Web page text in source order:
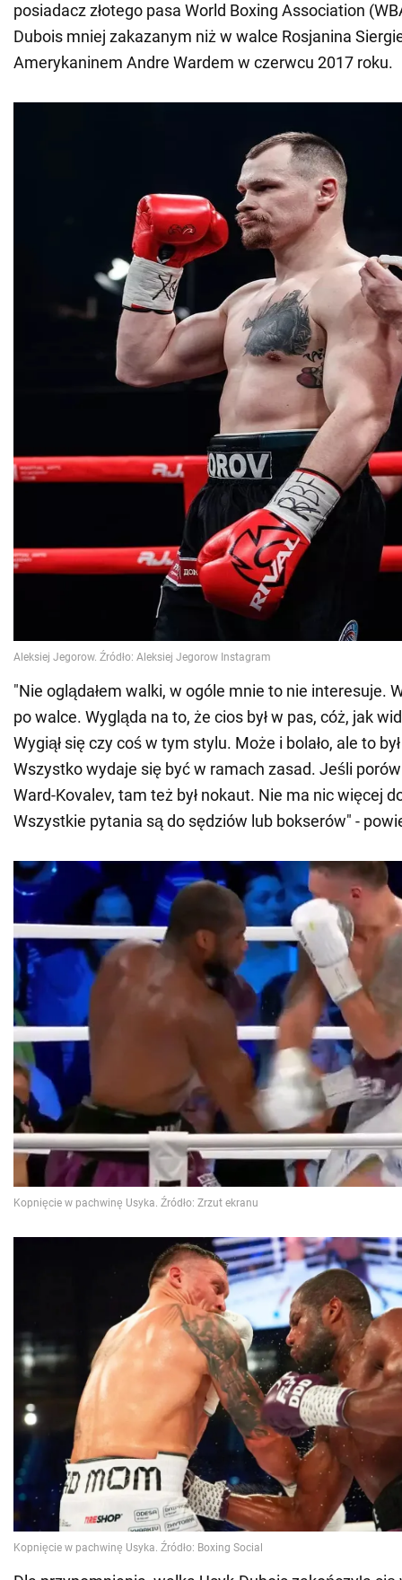
posiadacz złotego pasa World Boxing Association
Dubois mniej zakazanym niż w walce Rosjanina
Amerykaninem Andre Wardem w czerwcu 2017 roku.
"Nie oglądałem walki, w ogóle mnie to nie interesuje.
po walce. Wygląda na to, że cios był w pas, cóż, jak
Wygiął się czy coś w tym stylu. Może i bolało, ale to
Wszystko wydaje się być w ramach zasad. Jeśli
Ward-Kovalev, tam też był nokaut. Nie ma nic więcej
Wszystkie pytania są do sędziów lub bokserów" -